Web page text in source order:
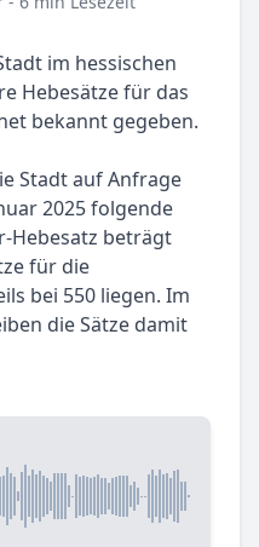
im hessischen
Hebesätze für das
bekannt gegeben.
Stadt auf Anfrage
2025 folgende
Hebesatz beträgt
für die
bei 550 liegen. Im
die Sätze damit